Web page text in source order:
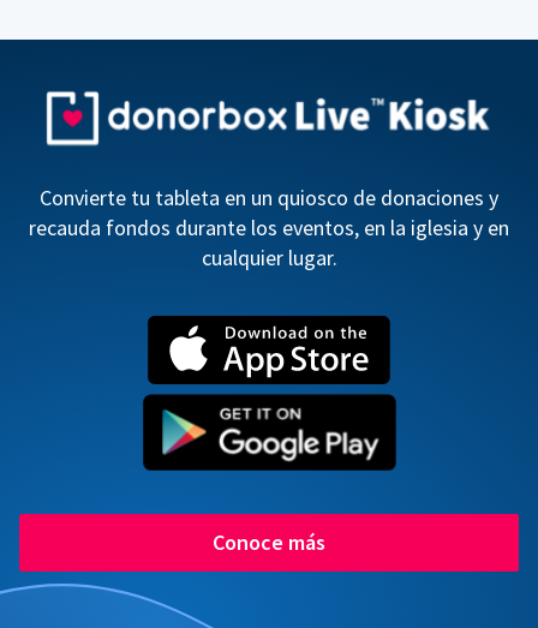
Convierte tu tableta en un quiosco de donaciones y
recauda fondos durante los eventos, en la iglesia y en
cualquier lugar.
Conoce más